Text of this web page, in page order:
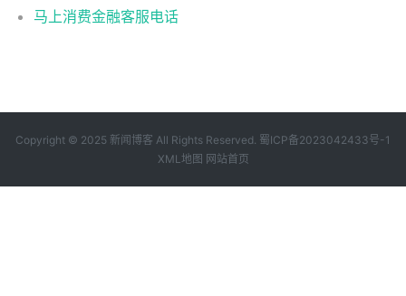
马上消费金融客服电话
Copyright © 2025 新闻博客 All Rights Reserved. 蜀ICP备2023042433号-1
XML地图 网站首页